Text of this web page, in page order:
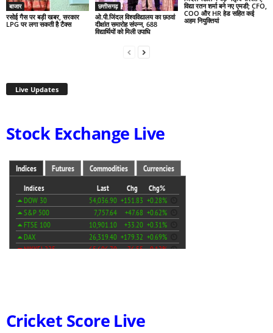
बाजार
रसोई गैस पर बड़ी खबर, सरकार
LPG पर लगा सकती है टैक्स
छत्तीसगढ़
ओ.पी.जिंदल विश्वविद्यालय का छठवां
दीक्षांत समारोह संपन्न, 688
विद्यार्थियों को मिली उपाधि
विद्या रतन शर्मा बने नए एमडी; CFO,
COO और HR हेड सहित कई
अहम नियुक्तियां
Live Updates
Stock Exchange Live
Cricket Score Live